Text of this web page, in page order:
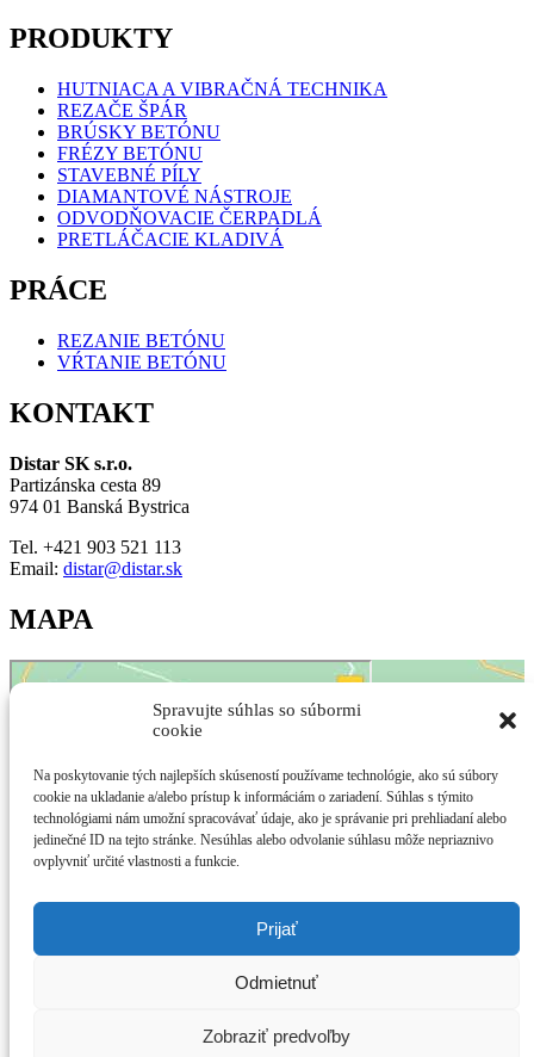
Spravujte súhlas so súbormi
cookie
Na poskytovanie tých najlepších skúseností používame technológie, ako sú súbory
cookie na ukladanie a/alebo prístup k informáciám o zariadení. Súhlas s týmito
technológiami nám umožní spracovávať údaje, ako je správanie pri prehliadaní alebo
jedinečné ID na tejto stránke. Nesúhlas alebo odvolanie súhlasu môže nepriaznivo
ovplyvniť určité vlastnosti a funkcie.
Prijať
Odmietnuť
Zobraziť predvoľby
PRODUKTY
HUTNIACA A VIBRAČNÁ TECHNIKA
REZAČE ŠPÁR
BRÚSKY BETÓNU
FRÉZY BETÓNU
STAVEBNÉ PÍLY
DIAMANTOVÉ NÁSTROJE
ODVODŇOVACIE ČERPADLÁ
PRETLÁČACIE KLADIVÁ
PRÁCE
REZANIE BETÓNU
VŔTANIE BETÓNU
KONTAKT
Distar SK s.r.o.
Partizánska cesta 89
974 01 Banská Bystrica
Tel. +421 903 521 113
Email: distar@distar.sk
MAPA
Kliknutím prijmete súbory cookie marketing a povolíte tento obsah
Copyright © 2020 Distar SK, s.r.o. Všetky práva vyhradené.